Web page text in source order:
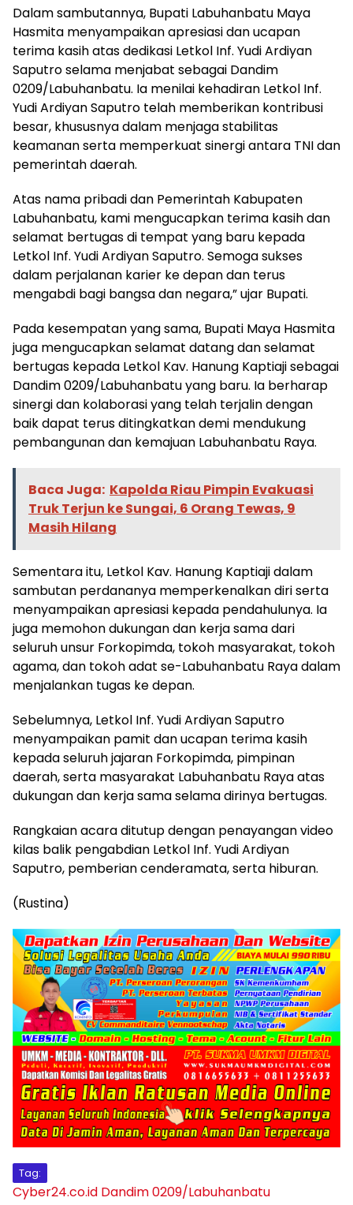
Dalam sambutannya, Bupati Labuhanbatu Maya
Hasmita menyampaikan apresiasi dan ucapan
terima kasih atas dedikasi Letkol Inf. Yudi Ardiyan
Saputro selama menjabat sebagai Dandim
0209/Labuhanbatu. Ia menilai kehadiran Letkol Inf.
Yudi Ardiyan Saputro telah memberikan kontribusi
besar, khususnya dalam menjaga stabilitas
keamanan serta memperkuat sinergi antara TNI dan
pemerintah daerah.
Atas nama pribadi dan Pemerintah Kabupaten
Labuhanbatu, kami mengucapkan terima kasih dan
selamat bertugas di tempat yang baru kepada
Letkol Inf. Yudi Ardiyan Saputro. Semoga sukses
dalam perjalanan karier ke depan dan terus
mengabdi bagi bangsa dan negara,” ujar Bupati.
Pada kesempatan yang sama, Bupati Maya Hasmita
juga mengucapkan selamat datang dan selamat
bertugas kepada Letkol Kav. Hanung Kaptiaji sebagai
Dandim 0209/Labuhanbatu yang baru. Ia berharap
sinergi dan kolaborasi yang telah terjalin dengan
baik dapat terus ditingkatkan demi mendukung
pembangunan dan kemajuan Labuhanbatu Raya.
Baca Juga: Kapolda Riau Pimpin Evakuasi
Truk Terjun ke Sungai, 6 Orang Tewas, 9
Masih Hilang
Sementara itu, Letkol Kav. Hanung Kaptiaji dalam
sambutan perdananya memperkenalkan diri serta
menyampaikan apresiasi kepada pendahulunya. Ia
juga memohon dukungan dan kerja sama dari
seluruh unsur Forkopimda, tokoh masyarakat, tokoh
agama, dan tokoh adat se-Labuhanbatu Raya dalam
menjalankan tugas ke depan.
Sebelumnya, Letkol Inf. Yudi Ardiyan Saputro
menyampaikan pamit dan ucapan terima kasih
kepada seluruh jajaran Forkopimda, pimpinan
daerah, serta masyarakat Labuhanbatu Raya atas
dukungan dan kerja sama selama dirinya bertugas.
Rangkaian acara ditutup dengan penayangan video
kilas balik pengabdian Letkol Inf. Yudi Ardiyan
Saputro, pemberian cenderamata, serta hiburan.
(Rustina)
Tag:
Cyber24.co.id Dandim 0209/Labuhanbatu